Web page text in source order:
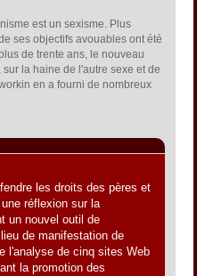
est un sexisme. Plus
ses objectifs avouables ont été
de trente ans, le nouveau
la haine de l'autre sexe et de
en a fourni de nombreux
les droits des pères et
réflexion sur la
un nouvel outil de
de manifestation de
l'analyse de cinq sites Web
la promotion des